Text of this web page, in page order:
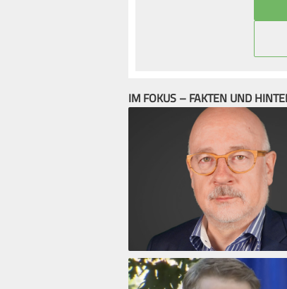
IM FOKUS – FAKTEN UND